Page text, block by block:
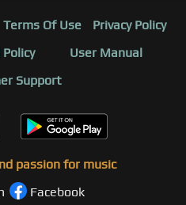
Terms Of Use
Privacy Policy
User Manual
Support
passion for music
Facebook